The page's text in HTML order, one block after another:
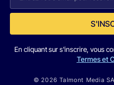
En cliquant sur s'inscrire, vous
Termes et
© 2026 Talmont Media